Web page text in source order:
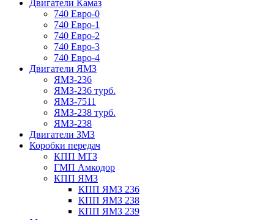
Двигатели Камаз
740 Евро-0
740 Евро-1
740 Евро-2
740 Евро-3
740 Евро-4
Двигатели ЯМЗ
ЯМЗ-236
ЯМЗ-236 турб.
ЯМЗ-7511
ЯМЗ-238 турб.
ЯМЗ-238
Двигатели ЗМЗ
Коробки передач
КПП МТЗ
ГМП Амкодор
КПП ЯМЗ
КПП ЯМЗ 236
КПП ЯМЗ 238
КПП ЯМЗ 239